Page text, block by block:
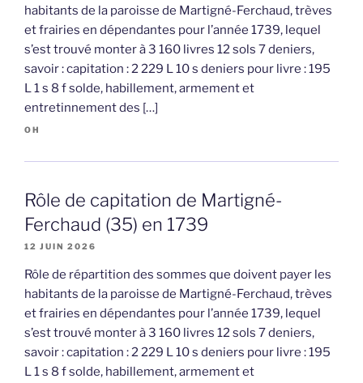
habitants de la paroisse de Martigné-Ferchaud, trèves
et frairies en dépendantes pour l’année 1739, lequel
s’est trouvé monter à 3 160 livres 12 sols 7 deniers,
savoir : capitation : 2 229 L 10 s deniers pour livre : 195
L 1 s 8 f solde, habillement, armement et
entretinnement des […]
OH
Rôle de capitation de Martigné-
Ferchaud (35) en 1739
12 JUIN 2026
Rôle de répartition des sommes que doivent payer les
habitants de la paroisse de Martigné-Ferchaud, trèves
et frairies en dépendantes pour l’année 1739, lequel
s’est trouvé monter à 3 160 livres 12 sols 7 deniers,
savoir : capitation : 2 229 L 10 s deniers pour livre : 195
L 1 s 8 f solde, habillement, armement et